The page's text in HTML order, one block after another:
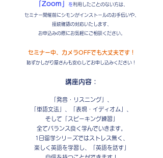
「Zoom」 を利用したことのない方は、
セミナー開催前にシモンがインストールのお手伝いや、
接続確認の対応いたします、
お申込みの際にお気軽にご相談ください。
セミナー中、カメラOFFでも大丈夫です！
​恥ずかしがり屋さんも安心してお申し込みください！
講座内容：
「発音・リスニング」、
「単語文法」、「表現・イディオム」、
そして「スピーキング練習」
全てバランス良く学んでいきます。
1日留学シリーズではストレス無く、
楽しく英語を学習し、「英語を話す」